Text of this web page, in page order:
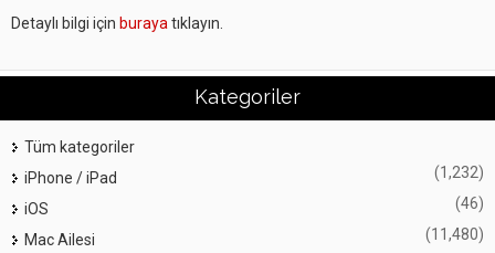
Detaylı bilgi için buraya tıklayın.
Kategoriler
Tüm kategoriler
iPhone / iPad
(1,232)
iOS (46)
Mac Ailesi (11,480)